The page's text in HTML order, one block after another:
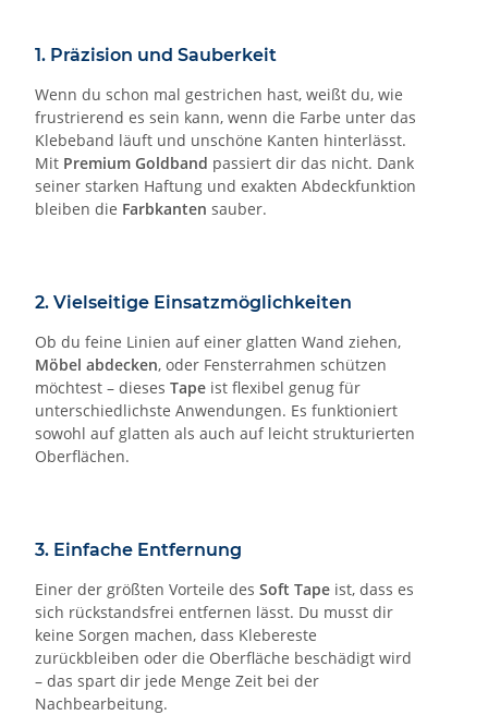
1. Präzision und Sauberkeit
Wenn du schon mal gestrichen hast, weißt du, wie
frustrierend es sein kann, wenn die Farbe unter das
Klebeband läuft und unschöne Kanten hinterlässt.
Mit Premium Goldband passiert dir das nicht. Dank
seiner starken Haftung und exakten Abdeckfunktion
bleiben die Farbkanten sauber.
2. Vielseitige Einsatzmöglichkeiten
Ob du feine Linien auf einer glatten Wand ziehen,
Möbel abdecken, oder Fensterrahmen schützen
möchtest – dieses Tape ist flexibel genug für
unterschiedlichste Anwendungen. Es funktioniert
sowohl auf glatten als auch auf leicht strukturierten
Oberflächen.
3. Einfache Entfernung
Einer der größten Vorteile des Soft Tape ist, dass es
sich rückstandsfrei entfernen lässt. Du musst dir
keine Sorgen machen, dass Klebereste
zurückbleiben oder die Oberfläche beschädigt wird
– das spart dir jede Menge Zeit bei der
Nachbearbeitung.